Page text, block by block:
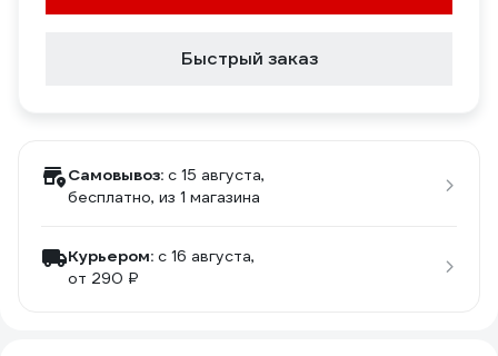
Быстрый заказ
Самовывоз: c 15 августа,
бесплатно, из 1 магазина
Курьером: c 16 августа,
от 290 ₽